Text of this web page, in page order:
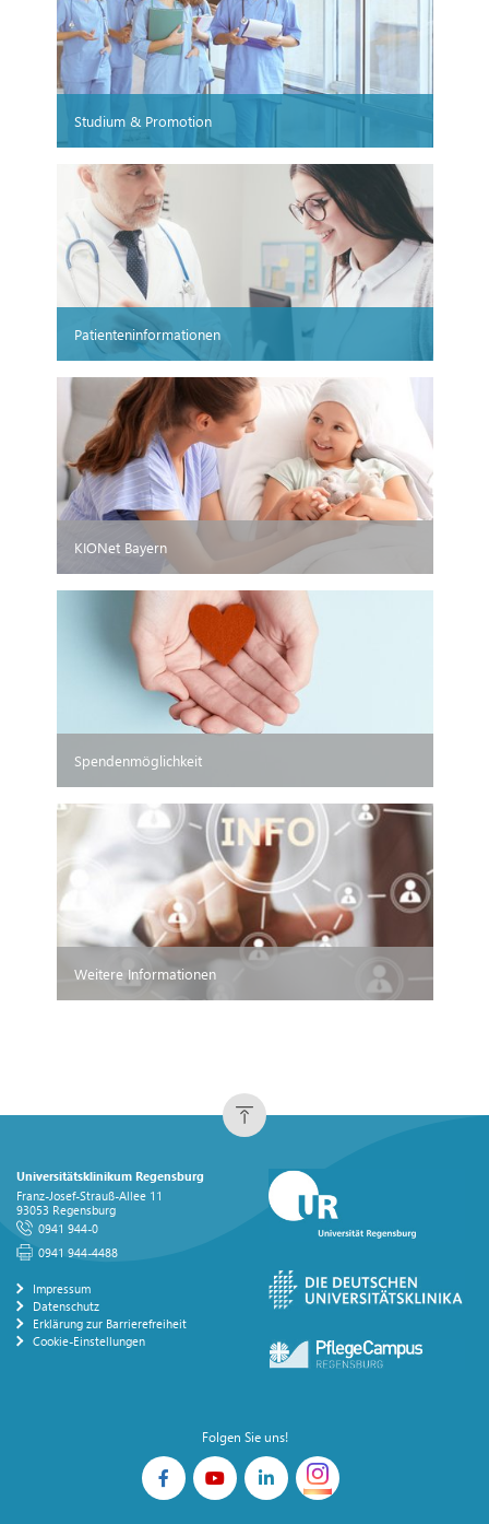
Studium & Promotion
Patienteninformationen
KIONet Bayern
Spendenmöglichkeit
Weitere Informationen
Universitätsklinikum Regensburg
Franz-Josef-Strauß-Allee 11
93053 Regensburg
0941 944-0
0941 944-4488
Impressum
Datenschutz
Erklärung zur Barrierefreiheit
Cookie-Einstellungen
Folgen Sie uns!